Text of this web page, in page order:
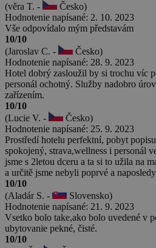
(věra T. -
Česko)
Hodnotenie napísané: 2. 10. 2023
Vše odpovídalo mým představám
10/10
(Jaroslav C. -
Česko)
Hodnotenie napísané: 28. 9. 2023
Hotel dobrý zasloužil by si trochu víc
personál ochotný. Služby nadobro
zařízením.
10/10
(Lucie V. -
Česko)
Hodnotenie napísané: 25. 9. 2023
Prostředí hotelu perfektní, pobyt
spokojený, strava,wellness i personál
jsme s 2letou dceru a ta si to užila na
a určitě jsme nebyli poprvé a
10/10
(Aladár S. -
Slovensko)
Hodnotenie napísané: 21. 9. 2023
Vsetko bolo take,ako bolo uvedené v
ubytovanie pekné, čisté.
10/10